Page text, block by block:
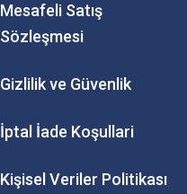
Mesafeli Satış
Sözleşmesi
Gizlilik ve Güvenlik
İptal İade Koşullari
Kişisel Veriler Politikası